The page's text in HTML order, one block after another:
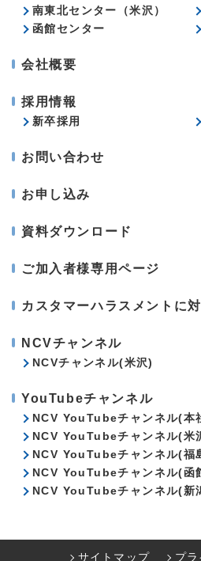
南東北センター（米沢）
函館センター
会社概要
採用情報
新卒採用
お問い合わせ
お申し込み
資料ダウンロード
ご加入者様専用ページ
カスタマーハラスメントに
NCVチャンネル
NCVチャンネル(米沢)
YouTubeチャンネル
NCV YouTubeチャンネル(本
NCV YouTubeチャンネル(米
NCV YouTubeチャンネル(福
NCV YouTubeチャンネル(函
NCV YouTubeチャンネル(新
サイトマップ プ